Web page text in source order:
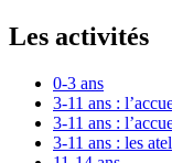
Les activités
0-3 ans
3-11 ans :
3-11 ans :
3-11 ans : les